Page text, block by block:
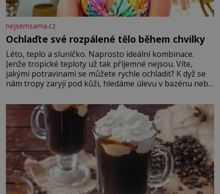
nejsemsama.cz
Ochlaďte své rozpálené tělo během chvilky
Léto, teplo a sluníčko. Naprosto ideální kombinace.
Jenže tropické teploty už tak příjemné nejsou. Víte,
jakými potravinami se můžete rychle ochladit? K dyž se
nám tropy zaryjí pod kůži, hledáme úlevu v bazénu nebo
blízkosti. Nemusíte však zoufat. Pokud budete mít
promyšlený jídelníček, žadné pařáky si na vás